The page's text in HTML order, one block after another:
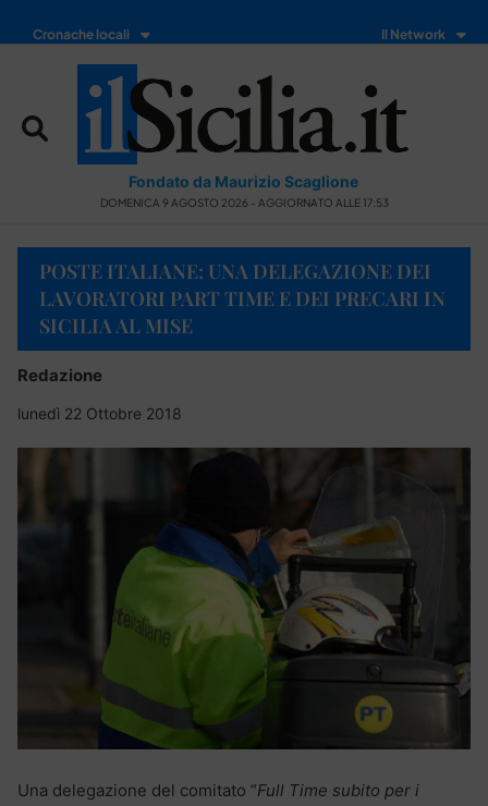
Cronache locali Il Network
Fondato da Maurizio Scaglione
DOMENICA 9 AGOSTO 2026 - AGGIORNATO ALLE 17:53
POSTE ITALIANE: UNA DELEGAZIONE DEI
LAVORATORI PART TIME E DEI PRECARI IN
SICILIA AL MISE
Redazione
lunedì 22 Ottobre 2018
Una delegazione del comitato “Full Time subito per i